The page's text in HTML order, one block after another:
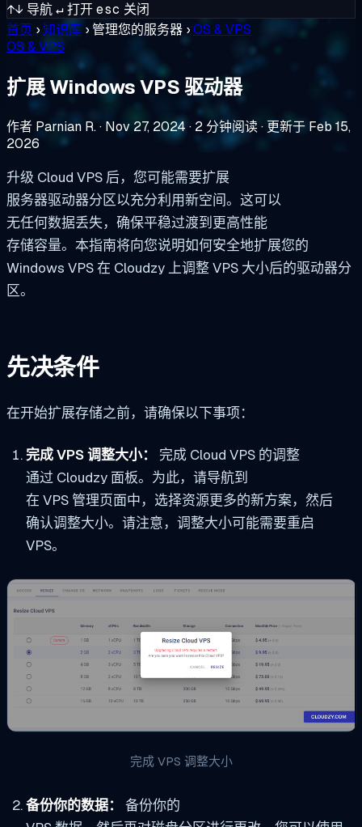
↑↓ 导航↵打开esc 关闭
首页 ›知识库 › 管理您的服务器 ›OS & VPS
OS & VPS
扩展 Windows VPS 驱动器
作者 Parnian R.· Nov 27, 2024 · 2 分钟阅读· 更新于 Feb 15,
2026
升级 Cloud VPS 后，您可能需要扩展
服务器驱动器分区以充分利用新空间。这可以
无任何数据丢失，确保平稳过渡到更高性能
存储容量。本指南将向您说明如何安全地扩展您的
Windows VPS 在 Cloudzy 上调整 VPS 大小后的驱动器分
区。
先决条件
在开始扩展存储之前，请确保以下事项：
完成 VPS 调整大小：
完成 Cloud VPS 的调整
通过 Cloudzy 面板。为此，请导航到
在 VPS 管理页面中，选择资源更多的新方案，然后
确认调整大小。请注意，调整大小可能需要重启
VPS。
完成 VPS 调整大小
备份你的数据：
备份你的